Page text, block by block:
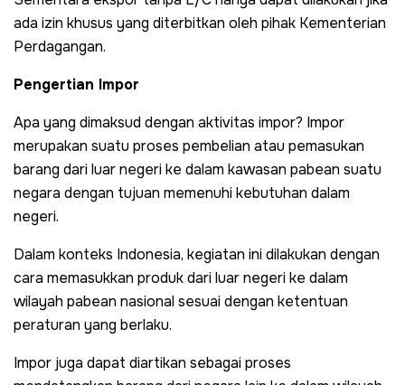
ada izin khusus yang diterbitkan oleh pihak Kementerian
Perdagangan.
Pengertian Impor
Apa yang dimaksud dengan aktivitas impor? Impor
merupakan suatu proses pembelian atau pemasukan
barang dari luar negeri ke dalam kawasan pabean suatu
negara dengan tujuan memenuhi kebutuhan dalam
negeri.
Dalam konteks Indonesia, kegiatan ini dilakukan dengan
cara memasukkan produk dari luar negeri ke dalam
wilayah pabean nasional sesuai dengan ketentuan
peraturan yang berlaku.
Impor juga dapat diartikan sebagai proses